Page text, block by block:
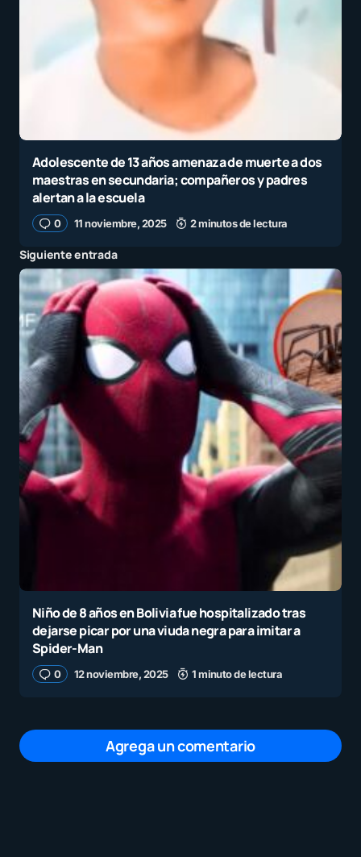
Adolescente de 13 años amenaza de muerte a dos
maestras en secundaria; compañeros y padres
alertan a la escuela
0 11 noviembre, 2025 2 minutos de lectura
Siguiente entrada
Niño de 8 años en Bolivia fue hospitalizado tras
dejarse picar por una viuda negra para imitar a
Spider-Man
0 12 noviembre, 2025 1 minuto de lectura
Agrega un comentario